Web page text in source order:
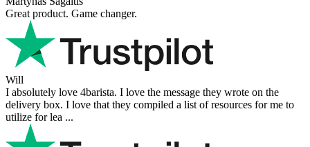
Great product. Game changer.
Will
I absolutely love 4barista. I love the message they wrote on the
delivery box. I love that they compiled a list of resources for me to
utilize for lea ...